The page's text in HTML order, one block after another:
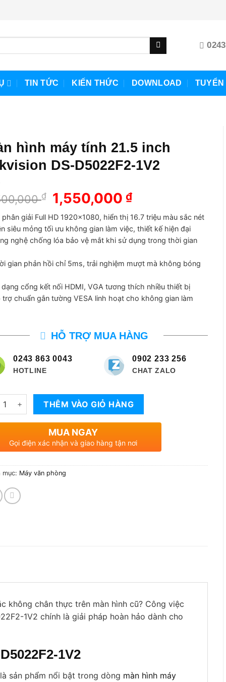
TIN TỨC KIẾN THỨC DOWNLOAD TUYỂN
hình máy tính 21.5 inch
DS-D5022F2-1V2
₫
Giá
gốc
là:
2,500,000 ₫.
1,550,000₫Giá
tại
là:
1,550,000 ₫.
giải Full HD 1920×1080, hiển thị 16.7 triệu màu sắc nét
siêu mỏng tối ưu không gian làm việc, thiết kế hiện đại
nghệ chống lóa bảo vệ mắt khi sử dụng trong thời gian
gian phản hồi chỉ 5ms, trải nghiệm mượt mà không bóng
dạng cổng kết nối HDMI, VGA tương thích nhiều thiết bị
trợ chuẩn gắn tường VESA linh hoạt cho không gian làm
HỖ TRỢ MUA HÀNG
0243 863 0043
HOTLINE
0902 233 256
CHAT ZALO
THÊM VÀO GIỎ HÀNG
MUA NGAY
Gọi điện xác nhận và giao hàng tận nơi
mục: Máy văn phòng
không chân thực trên màn hình cũ? Công việc
1V2 chính là giải pháp hoàn hảo dành cho
1V2
sản phẩm nổi bật trong dòng màn hình máy